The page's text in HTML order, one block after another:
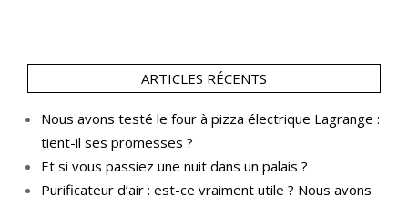
ARTICLES RÉCENTS
Nous avons testé le four à pizza électrique Lagrange :
tient-il ses promesses ?
Et si vous passiez une nuit dans un palais ?
Purificateur d’air : est-ce vraiment utile ? Nous avons